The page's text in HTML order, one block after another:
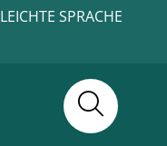
LEICHTE SPRACHE